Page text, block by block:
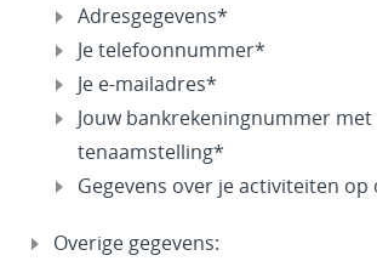
Adresgegevens*
Je telefoonnummer*
Je e-mailadres*
Jouw bankrekeningnummer met
tenaamstelling*
Gegevens over je activiteiten op
Overige gegevens: